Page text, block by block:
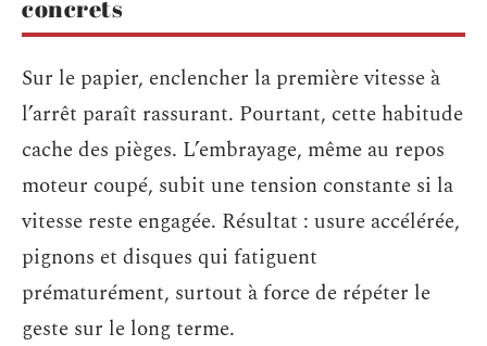
concrets
Sur le papier, enclencher la première vitesse à
l’arrêt paraît rassurant. Pourtant, cette habitude
cache des pièges. L’embrayage, même au repos
moteur coupé, subit une tension constante si la
vitesse reste engagée. Résultat : usure accélérée,
pignons et disques qui fatiguent
prématurément, surtout à force de répéter le
geste sur le long terme.